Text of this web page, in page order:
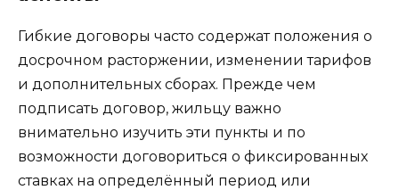
Гибкие договоры часто содержат положения о
досрочном расторжении, изменении тарифов
и дополнительных сборах. Прежде чем
подписать договор, жильцу важно
внимательно изучить эти пункты и по
возможности договориться о фиксированных
ставках на определённый период или